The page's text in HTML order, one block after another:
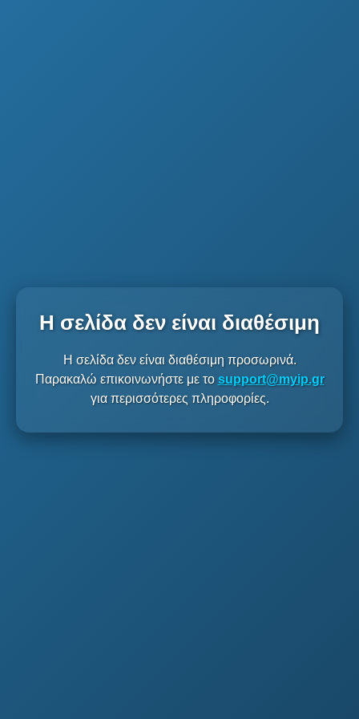
Η σελίδα δεν είναι διαθέσιμη
Η σελίδα δεν είναι διαθέσιμη προσωρινά.
Παρακαλώ επικοινωνήστε με το support@myip.gr
για περισσότερες πληροφορίες.